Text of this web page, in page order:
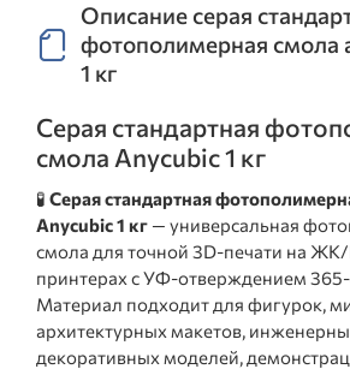
Описание серая
фотополимерная смола
1 кг
Серая стандартная
смола Anycubic 1 кг
🧪 Серая стандартная
Anycubic 1 кг — универсальная
смола для точной 3D-печати на
принтерах с УФ-отверждением
Материал подходит для фигурок,
архитектурных макетов,
декоративных моделей,